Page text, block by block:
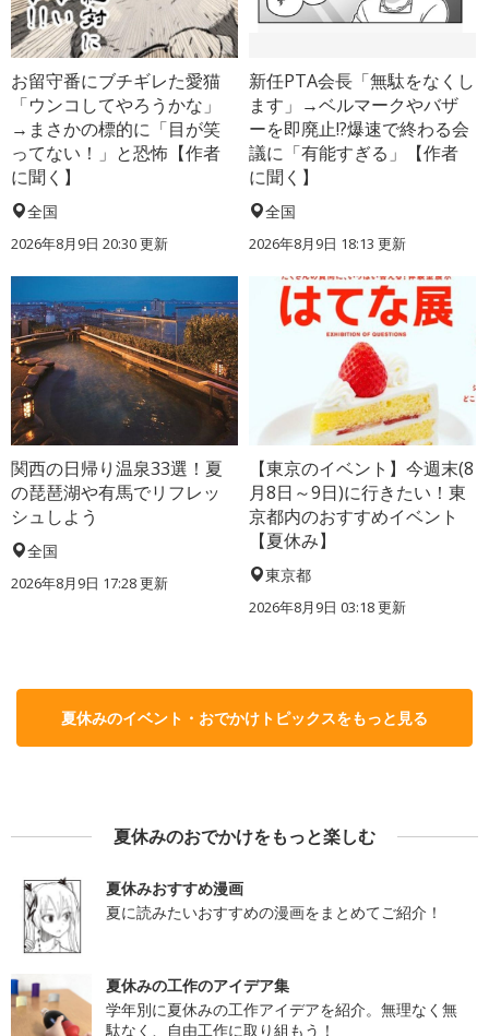
お留守番にブチギレた愛猫
「ウンコしてやろうかな」
→まさかの標的に「目が笑
ってない！」と恐怖【作者
に聞く】
全国
2026年8月9日 20:30更新
新任PTA会長「無駄をなくし
ます」→ベルマークやバザ
ーを即廃止!?爆速で終わる会
議に「有能すぎる」【作者
に聞く】
全国
2026年8月9日 18:13 更新
関西の日帰り温泉33選！夏
の琵琶湖や有馬でリフレッ
シュしよう
全国
2026年8月9日 17:28更新
【東京のイベント】今週末(8
月8日～9日)に行きたい！東
京都内のおすすめイベント
【夏休み】
東京都
2026年8月9日 03:18更新
夏休みのイベント・おでかけトピックスをもっと見る
夏休みのおでかけをもっと楽しむ
夏休みおすすめ漫画
夏に読みたいおすすめの漫画をまとめてご紹介！
夏休みの工作のアイデア集
学年別に夏休みの工作アイデアを紹介。無理なく無
駄なく、自由工作に取り組もう！